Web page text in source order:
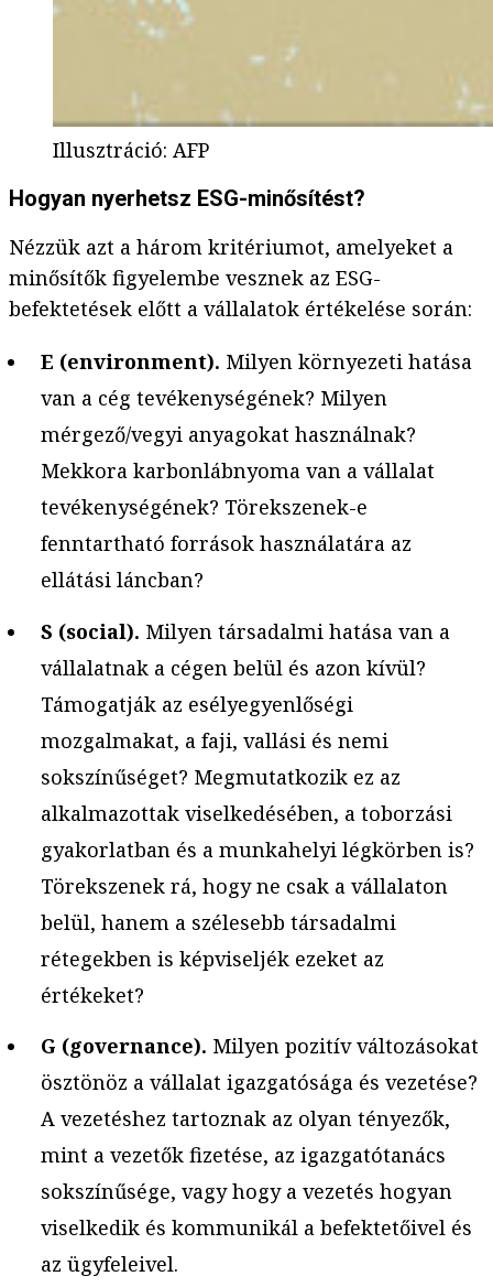
Illusztráció: AFP
Hogyan nyerhetsz ESG-minősítést?
Nézzük azt a három kritériumot, amelyeket a
minősítők figyelembe vesznek az ESG-
befektetések előtt a vállalatok értékelése során:
E (environment). Milyen környezeti hatása
van a cég tevékenységének? Milyen
mérgező/vegyi anyagokat használnak?
Mekkora karbonlábnyoma van a vállalat
tevékenységének? Törekszenek-e
fenntartható források használatára az
ellátási láncban?
S (social). Milyen társadalmi hatása van a
vállalatnak a cégen belül és azon kívül?
Támogatják az esélyegyenlőségi
mozgalmakat, a faji, vallási és nemi
sokszínűséget? Megmutatkozik ez az
alkalmazottak viselkedésében, a toborzási
gyakorlatban és a munkahelyi légkörben is?
Törekszenek rá, hogy ne csak a vállalaton
belül, hanem a szélesebb társadalmi
rétegekben is képviseljék ezeket az
értékeket?
G (governance). Milyen pozitív változásokat
ösztönöz a vállalat igazgatósága és vezetése?
A vezetéshez tartoznak az olyan tényezők,
mint a vezetők fizetése, az igazgatótanács
sokszínűsége, vagy hogy a vezetés hogyan
viselkedik és kommunikál a befektetőivel és
az ügyfeleivel.